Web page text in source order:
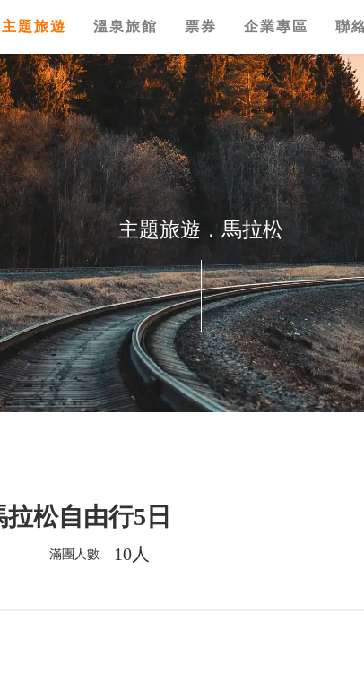
主題旅遊 溫泉旅館 票券 企業專區 聯
主題旅遊．馬拉松
松自由行5日
滿團人數 10人